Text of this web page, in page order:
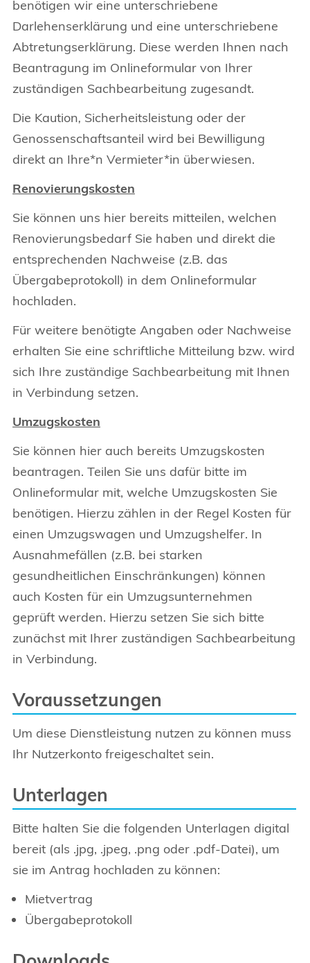
benötigen wir eine unterschriebene
Darlehenserklärung und eine unterschriebene
Abtretungserklärung. Diese werden Ihnen nach
Beantragung im Onlineformular von Ihrer
zuständigen Sachbearbeitung zugesandt.
Die Kaution, Sicherheitsleistung oder der
Genossenschaftsanteil wird bei Bewilligung
direkt an Ihre*n Vermieter*in überwiesen.
Renovierungskosten
Sie können uns hier bereits mitteilen, welchen
Renovierungsbedarf Sie haben und direkt die
entsprechenden Nachweise (z.B. das
Übergabeprotokoll) in dem Onlineformular
hochladen.
Für weitere benötigte Angaben oder Nachweise
erhalten Sie eine schriftliche Mitteilung bzw. wird
sich Ihre zuständige Sachbearbeitung mit Ihnen
in Verbindung setzen.
Umzugskosten
Sie können hier auch bereits Umzugskosten
beantragen. Teilen Sie uns dafür bitte im
Onlineformular mit, welche Umzugskosten Sie
benötigen. Hierzu zählen in der Regel Kosten für
einen Umzugswagen und Umzugshelfer. In
Ausnahmefällen (z.B. bei starken
gesundheitlichen Einschränkungen) können
auch Kosten für ein Umzugsunternehmen
geprüft werden. Hierzu setzen Sie sich bitte
zunächst mit Ihrer zuständigen Sachbearbeitung
in Verbindung.
Voraussetzungen
Um diese Dienstleistung nutzen zu können muss
Ihr Nutzerkonto freigeschaltet sein.
Unterlagen
Bitte halten Sie die folgenden Unterlagen digital
bereit (als .jpg, .jpeg, .png oder .pdf-Datei), um
sie im Antrag hochladen zu können:
Mietvertrag
Übergabeprotokoll